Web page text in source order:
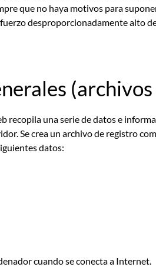
que no haya motivos para
desproporcionadamente alto
una serie de datos e
Se crea un archivo de registro
datos:
cuando se conecta a Internet.